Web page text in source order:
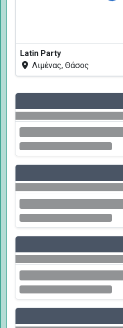
Latin Party
Λιμένας, Θάσος